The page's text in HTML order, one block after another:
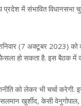
में संभावित विधानसभा
(7 अक्टूबर 2023)
हो सकता है. इस बैठक में
को लेकर भी चर्चा
खुर्शीद, केसी